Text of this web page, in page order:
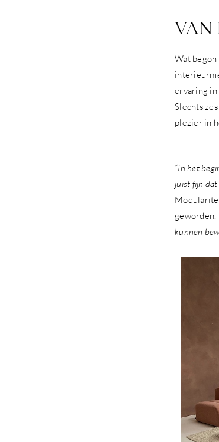
VAN
Wat
ervaring in
Slechts
plezier in
“In het
juist fijn dat
geworden.
kunnen